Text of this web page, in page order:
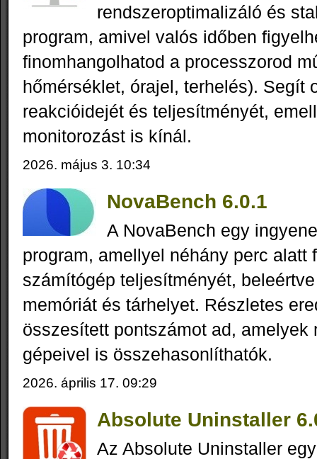
rendszeroptimalizáló és
program, amivel valós időben
finomhangolhatod a processzorod
hőmérséklet, órajel, terhelés). Segít
reakcióidejét és teljesítményét,
monitorozást is kínál.
2026. május 3. 10:34
NovaBench 6.0.1
A NovaBench egy
program, amellyel néhány perc alatt
számítógép teljesítményét, beleértve
memóriát és tárhelyet. Részletes
összesített pontszámot ad, amelyek
gépeivel is összehasonlíthatók.
2026. április 17. 09:29
Absolute Uninstaller
Az Absolute Uninstaller